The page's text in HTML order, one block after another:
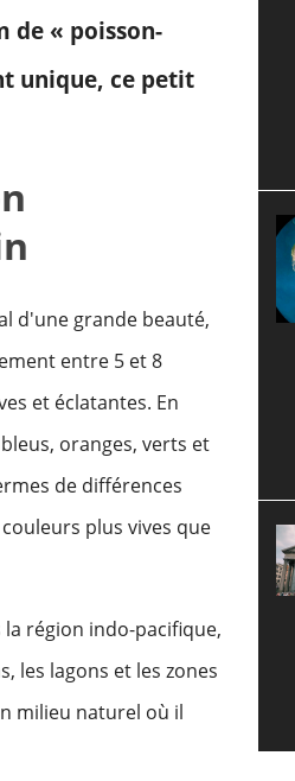
de « poisson-
unique, ce petit
d'une grande beauté,
entre 5 et 8
et éclatantes. En
oranges, verts et
de différences
plus vives que
région indo-pacifique,
les lagons et les zones
milieu naturel où il